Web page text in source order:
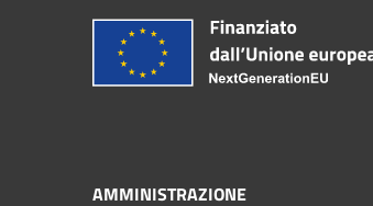
AMMINISTRAZIONE